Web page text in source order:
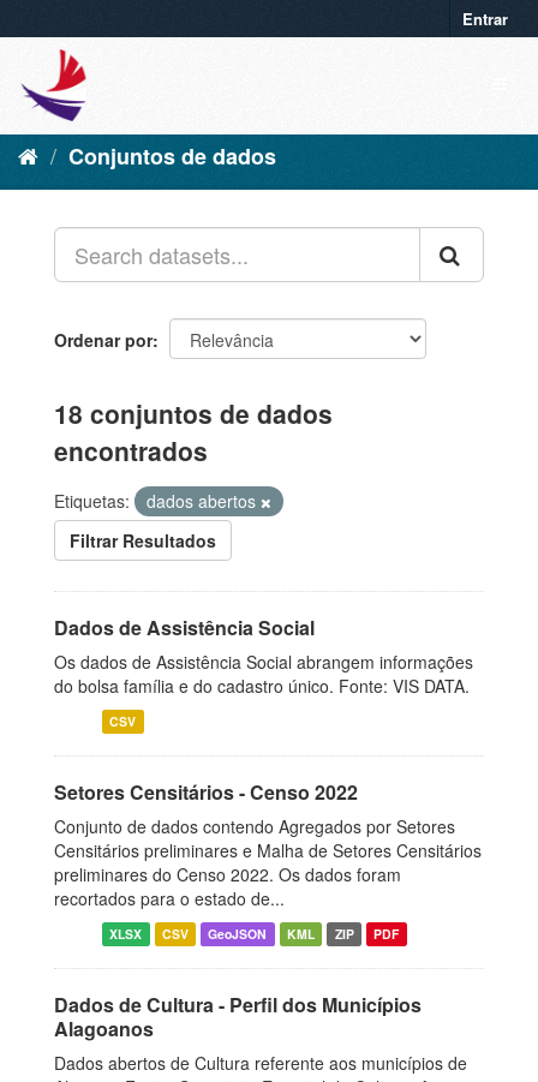
Entrar
Conjuntos de dados
Ordenar por
18 conjuntos de dados
encontrados
Etiquetas:
dados abertos
Filtrar Resultados
Dados de Assistência Social
Os dados de Assistência Social abrangem informações
do bolsa família e do cadastro único. Fonte: VIS DATA.
CSV
Setores Censitários - Censo 2022
Conjunto de dados contendo Agregados por Setores
Censitários preliminares e Malha de Setores Censitários
preliminares do Censo 2022. Os dados foram
recortados para o estado de...
XLSX CSV GeoJSON KML ZIP PDF
Dados de Cultura - Perfil dos Municípios
Alagoanos
Dados abertos de Cultura referente aos municípios de